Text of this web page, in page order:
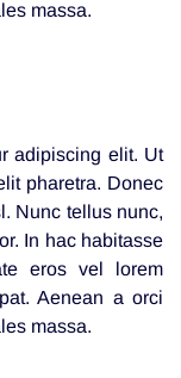
massa.
adipiscing elit. Ut
pharetra. Donec
Nunc tellus nunc,
In hac habitasse
eros vel lorem
Aenean a orci
massa.